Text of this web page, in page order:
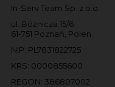
In-Serv Team Sp. z o.o.
ul. Bóżnicza 15/6
61-751 Poznań, Polen
NIP: PL7831822725
KRS: 0000855600
REGON: 386807002